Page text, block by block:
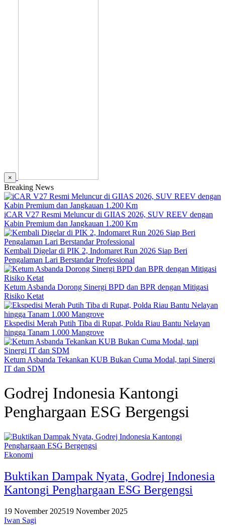
×
Breaking News
iCAR V27 Resmi Meluncur di GIIAS 2026, SUV REEV dengan
Kabin Premium dan Jangkauan 1.200 Km
Kembali Digelar di PIK 2, Indomaret Run 2026 Siap Beri
Pengalaman Lari Berstandar Professional
Ketum Asbanda Dorong Sinergi BPD dan BPR dengan Mitigasi
Risiko Ketat
Ekspedisi Merah Putih Tiba di Rupat, Polda Riau Bantu Nelayan
hingga Tanam 1.000 Mangrove
Ketum Asbanda Tekankan KUB Bukan Cuma Modal, tapi Sinergi
IT dan SDM
Godrej Indonesia Kantongi
Penghargaan ESG Bergengsi
Ekonomi
Buktikan Dampak Nyata, Godrej Indonesia
Kantongi Penghargaan ESG Bergengsi
19 November 202519 November 2025
Iwan Sagi